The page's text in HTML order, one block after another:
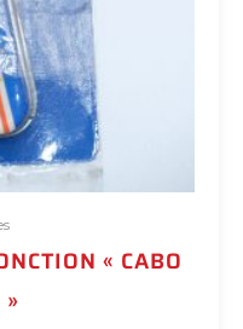
« CABO
»